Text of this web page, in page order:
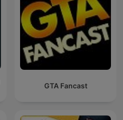
GTA Fancast